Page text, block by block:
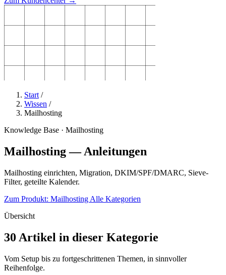
Start /
Wissen /
Mailhosting
Knowledge Base · Mailhosting
Mailhosting — Anleitungen
Mailhosting einrichten, Migration, DKIM/SPF/DMARC, Sieve-
Filter, geteilte Kalender.
Zum Produkt: Mailhosting Alle Kategorien
Übersicht
30 Artikel in dieser Kategorie
Vom Setup bis zu fortgeschrittenen Themen, in sinnvoller
Reihenfolge.